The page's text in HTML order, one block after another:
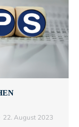
22. August 2023